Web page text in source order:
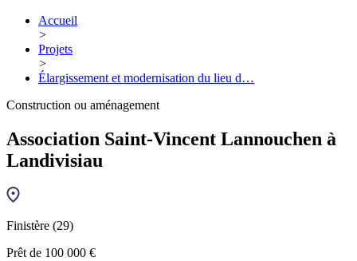
Accueil
>
Projets
>
Élargissement et modernisation du lieu d…
Construction ou aménagement
Association Saint-Vincent Lannouchen à
Landivisiau
Finistère (29)
Prêt de 100 000 €